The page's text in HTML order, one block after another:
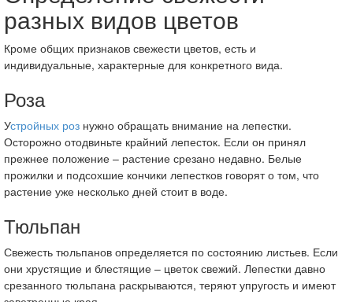
разных видов цветов
Кроме общих признаков свежести цветов, есть и
индивидуальные, характерные для конкретного вида.
Роза
Устройных роз нужно обращать внимание на лепестки.
Осторожно отодвиньте крайний лепесток. Если он принял
прежнее положение – растение срезано недавно. Белые
прожилки и подсохшие кончики лепестков говорят о том, что
растение уже несколько дней стоит в воде.
Тюльпан
Свежесть тюльпанов определяется по состоянию листьев. Если
они хрустящие и блестящие – цветок свежий. Лепестки давно
срезанного тюльпана раскрываются, теряют упругость и имеют